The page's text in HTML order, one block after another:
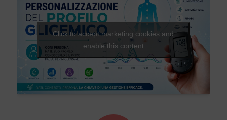
Click to accept marketing cookies and
enable this content